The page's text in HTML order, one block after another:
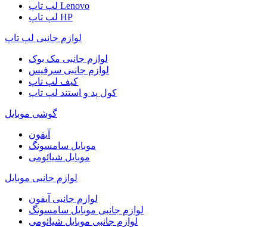
لپ تاپ Lenovo
لپ تاپ HP
لوازم جانبی لپ تاپ
لوازم جانبی مک بوک
لوازم جانبی سرفیس
کیف لپ تاپ
کول پد و استند لپ تاپ
گوشی موبایل
آیفون
موبایل سامسونگ
موبایل شیائومی
لوازم جانبی موبایل
لوازم جانبی آیفون
لوازم جانبی موبایل سامسونگ
لوازم جانبی موبایل شیائومی